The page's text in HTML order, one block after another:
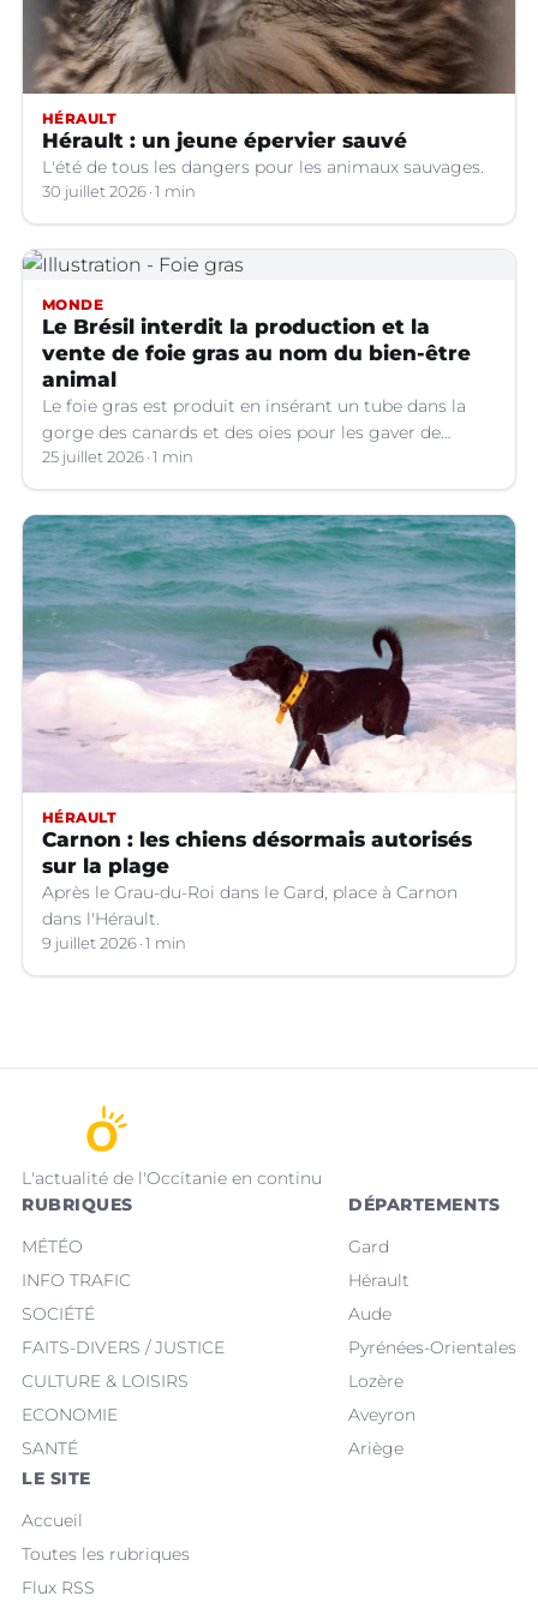
HÉRAULT
Hérault : un jeune épervier sauvé
L'été de tous les dangers pour les animaux sauvages.
30 juillet 2026 1 min
MONDE
Le Brésil interdit la production et la
vente de foie gras au nom du bien-être
animal
Le foie gras est produit en insérant un tube dans la
gorge des canards et des oies pour les gaver de
grandes quantités de nourriture, ce qui provoque une
hypertrophie rapide du foie, organe dont on tire le
produit.
25 juillet 2026 1 min
HÉRAULT
Carnon : les chiens désormais autorisés
sur la plage
Après le Grau-du-Roi dans le Gard, place à Carnon
dans l'Hérault.
9 juillet 2026 1 min
L'actualité de l'Occitanie en continu
RUBRIQUES
MÉTÉO
INFO TRAFIC
SOCIÉTÉ
FAITS-DIVERS / JUSTICE
CULTURE & LOISIRS
ECONOMIE
SANTÉ
DÉPARTEMENTS
Gard
Hérault
Aude
Pyrénées-Orientales
Lozère
Aveyron
Ariège
LE SITE
Accueil
Toutes les rubriques
Flux RSS